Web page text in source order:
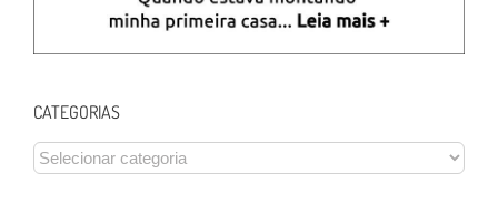
CATEGORIAS
CATEGORIAS